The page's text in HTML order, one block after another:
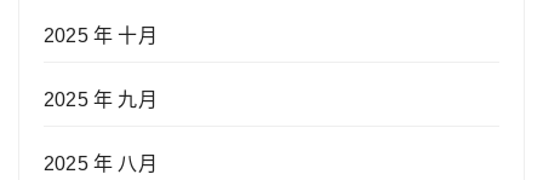
2025 年 十月
2025 年 九月
2025 年 八月